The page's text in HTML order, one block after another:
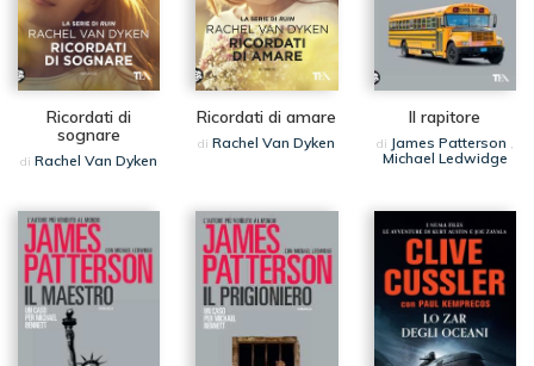
Ricordati di
sognare
di Rachel Van Dyken
Ricordati di amare
di Rachel Van Dyken
Il rapitore
di James Patterson ,
Michael Ledwidge